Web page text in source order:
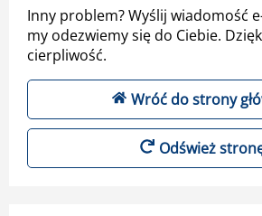
Inny problem? Wyślij wiadomość
my odezwiemy się do Ciebie.
cierpliwość.
Wróć do strony
Odśwież